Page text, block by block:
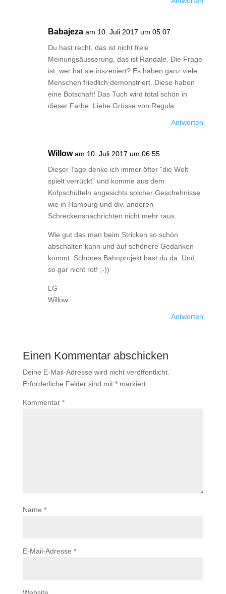
Babajeza am 10. Juli 2017 um 05:07
Du hast recht, das ist nicht freie
Meinungsäusserung, das ist Randale. Die Frage
ist, wer hat sie inszeniert? Es haben ganz viele
Menschen friedlich demonstriert. Diese haben
eine Botschaft! Das Tuch wird total schön in
dieser Farbe. Liebe Grüsse von Regula
Antworten
Willow am 10. Juli 2017 um 06:55
Dieser Tage denke ich immer öfter "die Welt
spielt verrückt" und komme aus dem
Kofpschütteln angesichts solcher Geschehnisse
wie in Hamburg und div. anderen
Schreckensnachrichten nicht mehr raus.
Wie gut das man beim Stricken so schön
abschalten kann und auf schönere Gedanken
kommt. Schönes Bahnprojekt hast du da. Und
so gar nicht rot! ;-))
LG
Willow
Antworten
Einen Kommentar abschicken
Deine E-Mail-Adresse wird nicht veröffentlicht.
Erforderliche Felder sind mit *markiert
Kommentar *
Name *
E-Mail-Adresse *